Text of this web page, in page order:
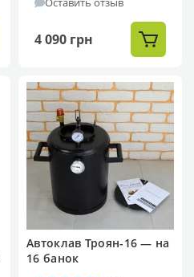
4 090 грн
Автоклав Троян-16 — на
16 банок